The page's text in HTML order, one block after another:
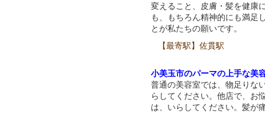
変えること、皮膚・髪を健康
も、もちろん精神的にも満足
とが私たちの願いです。
【最寄駅】佐貫駅
小美玉市のパーマの上手な美
普通の美容室では、物足りな
らしてください。他店で、お
は、いらしてください。髪が